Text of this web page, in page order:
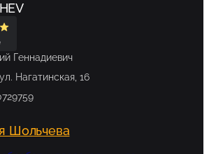
Геннадиевич
Нагатинская, 16
Шольчева